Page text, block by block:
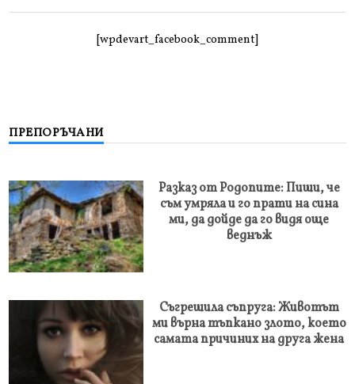
[wpdevart_facebook_comment]
ПРЕПОРЪЧАНИ
Разказ от Родопите: Пиши, че
съм умряла и го прати на сина
ми, да дойде да го видя още
веднъж
Съгрешила съпруга: Животът
ми върна тъпкано злото, което
самата причиних на друга жена